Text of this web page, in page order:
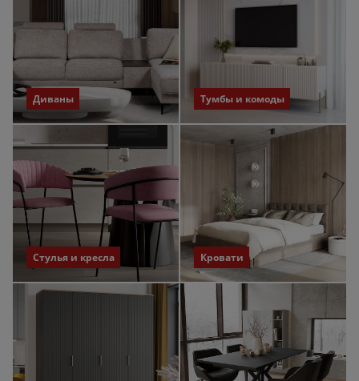
Диваны Тумбы и комоды
Стулья и кресла Кровати